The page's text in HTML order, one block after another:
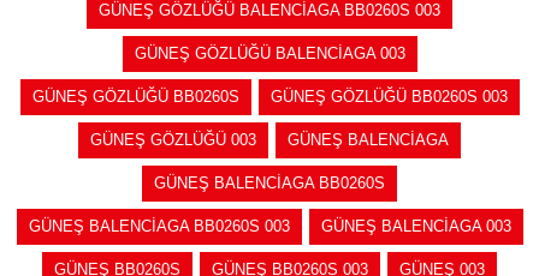
GÜNEŞ GÖZLÜĞÜ BALENCİAGA BB0260S 003
GÜNEŞ GÖZLÜĞÜ BALENCİAGA 003
GÜNEŞ GÖZLÜĞÜ BB0260S GÜNEŞ GÖZLÜĞÜ BB0260S 003
GÜNEŞ GÖZLÜĞÜ 003 GÜNEŞ BALENCİAGA
GÜNEŞ BALENCİAGA BB0260S
GÜNEŞ BALENCİAGA BB0260S 003 GÜNEŞ BALENCİAGA 003
GÜNEŞ BB0260S GÜNEŞ BB0260S 003 GÜNEŞ 003